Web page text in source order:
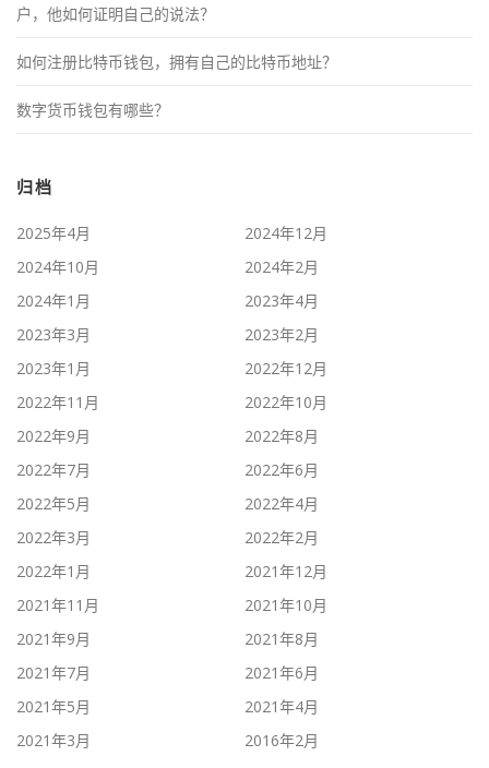
户，他如何证明自己的说法？
如何注册比特币钱包，拥有自己的比特币地址？
数字货币钱包有哪些？
归档
2025年4月
2024年12月
2024年10月
2024年2月
2024年1月
2023年4月
2023年3月
2023年2月
2023年1月
2022年12月
2022年11月
2022年10月
2022年9月
2022年8月
2022年7月
2022年6月
2022年5月
2022年4月
2022年3月
2022年2月
2022年1月
2021年12月
2021年11月
2021年10月
2021年9月
2021年8月
2021年7月
2021年6月
2021年5月
2021年4月
2021年3月
2016年2月